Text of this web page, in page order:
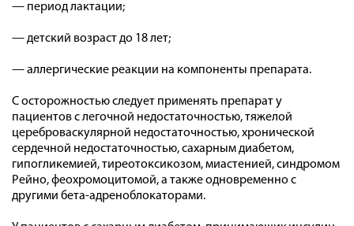
— период лактации;
— детский возраст до 18 лет;
— аллергические реакции на компоненты препарата.
С осторожностью следует применять препарат у
пациентов с легочной недостаточностью, тяжелой
цереброваскулярной недостаточностью, хронической
сердечной недостаточностью, сахарным диабетом,
гипогликемией, тиреотоксикозом, миастенией, синдромом
Рейно, феохромоцитомой, а также одновременно с
другими бета-адреноблокаторами.